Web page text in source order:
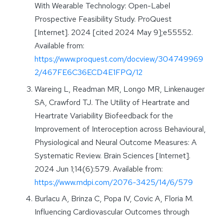
With Wearable Technology: Open-Label
Prospective Feasibility Study. ProQuest
[Internet]. 2024 [cited 2024 May 9];e55552.
Available from:
https://www.proquest.com/docview/304749969
2/467FE6C36ECD4E1FPQ/12
Wareing L, Readman MR, Longo MR, Linkenauger
SA, Crawford TJ. The Utility of Heartrate and
Heartrate Variability Biofeedback for the
Improvement of Interoception across Behavioural,
Physiological and Neural Outcome Measures: A
Systematic Review. Brain Sciences [Internet].
2024 Jun 1;14(6):579. Available from:
https://www.mdpi.com/2076-3425/14/6/579
Burlacu A, Brinza C, Popa IV, Covic A, Floria M.
Influencing Cardiovascular Outcomes through